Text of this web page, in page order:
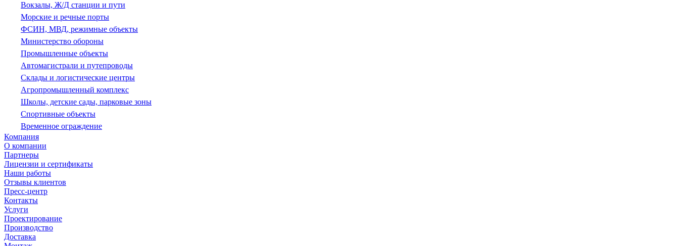
Вокзалы, Ж/Д станции и пути
Морские и речные порты
ФСИН, МВД, режимные объекты
Министерство обороны
Промышленные объекты
Автомагистрали и путепроводы
Склады и логистические центры
Агропромышленный комплекс
Школы, детские сады, парковые зоны
Спортивные объекты
Временное ограждение
Компания
О компании
Партнеры
Лицензии и сертификаты
Наши работы
Отзывы клиентов
Пресс-центр
Контакты
Услуги
Проектирование
Производство
Доставка